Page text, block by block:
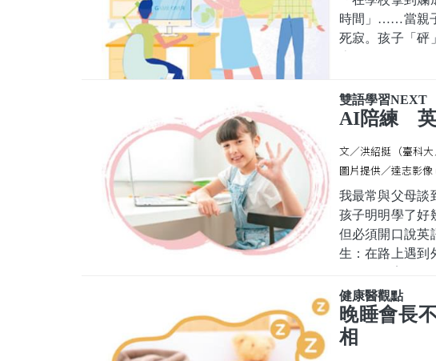
時間」……當親
死寂。孩子「砰
何靠近孩子的懊
主動修復關係
雙語學習NEXT
AI陪練 英
文／洪紹挺（臺科
圖片提供／達志影
我最常與父母談
孩子明明學了好
但必須開口說英
生：在路上遇到
生，想交朋友，
are you?"問完課
健康醫觀點
晚睡會長
相